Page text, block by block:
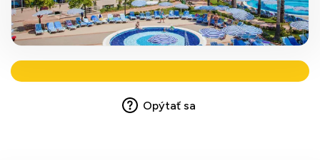
Opýtať sa